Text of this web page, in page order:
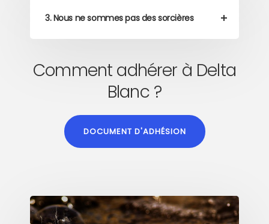
3. Nous ne sommes pas des sorcières
Comment adhérer à Delta
Blanc ?
DOCUMENT D'ADHÉSION